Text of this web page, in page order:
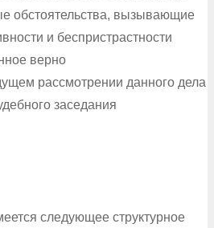
обстоятельства, вызывающие
и беспристрастности
верно
рассмотрении данного дела
заседания
следующее структурное